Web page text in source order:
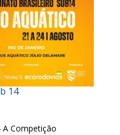
14
Competição